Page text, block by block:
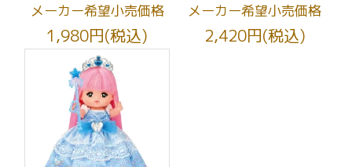
メーカー希望小売価格
1,980円(税込)
メーカー希望小売価格
2,420円(税込)